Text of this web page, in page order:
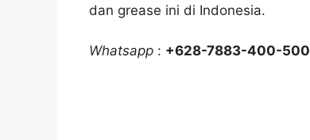
dan grease ini di Indonesia.
Whatsapp : +628-7883-400-500